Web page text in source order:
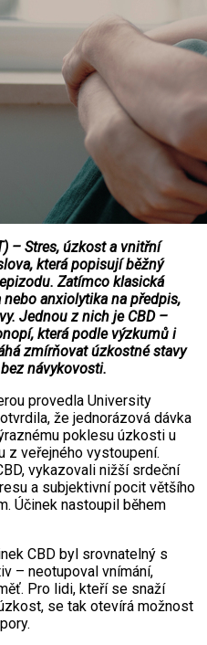
– Stres, úzkost a vnitřní
která popisují běžný
Zatímco klasická
anxiolytika na předpis,
Jednou z nich je CBD –
která podle výzkumů i
zmírňovat úzkostné stavy
návykovosti.
provedla University
že jednorázová dávka
poklesu úzkosti u
z veřejného vystoupení.
vykazovali nižší srdeční
a subjektivní pocit většího
Účinek nastoupil během
CBD byl srovnatelný s
– neotupoval vnímání,
Pro lidi, kteří se snaží
se tak otevírá možnost